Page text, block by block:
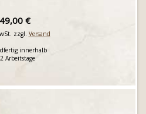
49,00 €
zzgl. Versand
innerhalb
Arbeitstage